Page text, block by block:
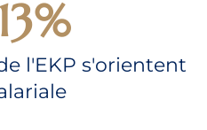
l'EKP s'orientent
19%